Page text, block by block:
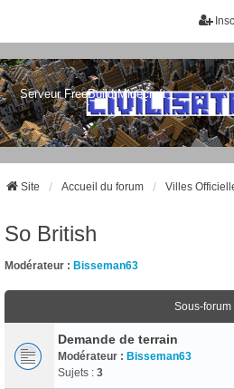
Serveur FreeBuild Minecraft
Site Accueil du forum Villes
So British
Modérateur : Bisseman63
Sous-forum
Demande de terrain
Modérateur : Bisseman63
Sujets : 3